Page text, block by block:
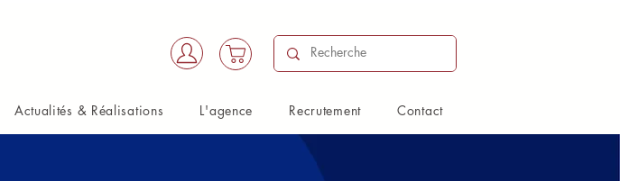
Actualités & Réalisations L'agence Recrutement Contact